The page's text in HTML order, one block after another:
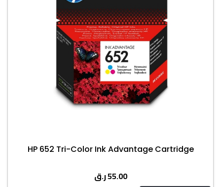
HP 652 Tri-Color Ink Advantage Cartridge
55.00ر.ق